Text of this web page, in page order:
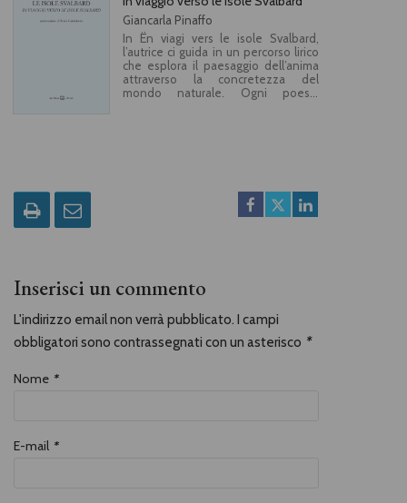
Giancarla Pinaffo
In Ën viagi vers le isole Svalbard,
l’autrice ci guida in un percorso lirico
che esplora il paesaggio dell’anima
attraverso la concretezza del
mondo naturale. Ogni poesia
immagina, in cui la parola poetica
diventa seme da preservare.
Inserisci un commento
L'indirizzo email non verrà pubblicato. I campi
obbligatori sono contrassegnati con un asterisco *
Nome *
E-mail *